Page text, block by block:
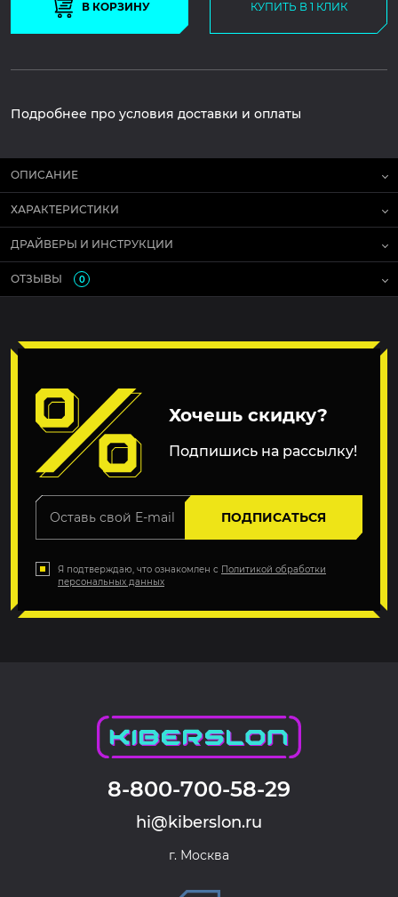
В КОРЗИНУ КУПИТЬ В 1 КЛИК
Подробнее про условия доставки и оплаты
ОПИСАНИЕ
ХАРАКТЕРИСТИКИ
ДРАЙВЕРЫ И ИНСТРУКЦИИ
ОТЗЫВЫ 0
Хочешь скидку?
Подпишись на рассылку!
ПОДПИСАТЬСЯ
Я подтверждаю, что ознакомлен с Политикой обработки
персональных данных
8-800-700-58-29
hi@kiberslon.ru
г. Москва